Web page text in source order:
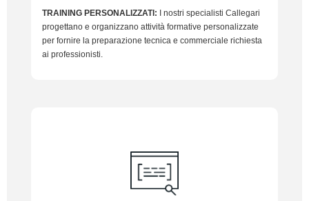
TRAINING PERSONALIZZATI: I nostri specialisti Callegari
progettano e organizzano attività formative personalizzate
per fornire la preparazione tecnica e commerciale richiesta
ai professionisti.